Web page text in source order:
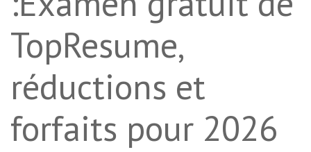
TopResume,
réductions et
forfaits pour 2026